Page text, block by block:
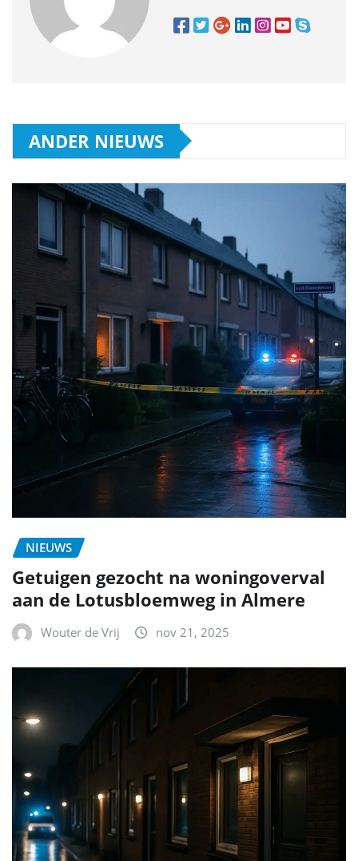
ANDER NIEUWS
NIEUWS
Getuigen gezocht na woningoverval
aan de Lotusbloemweg in Almere
Wouter de Vrij nov 21, 2025